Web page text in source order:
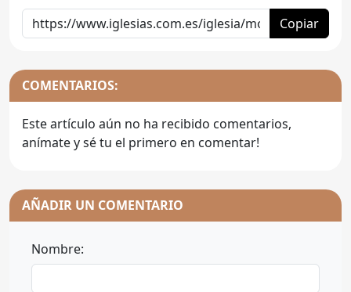
Copiar
COMENTARIOS:
Este artículo aún no ha recibido comentarios,
anímate y sé tu el primero en comentar!
AÑADIR UN COMENTARIO
Nombre: